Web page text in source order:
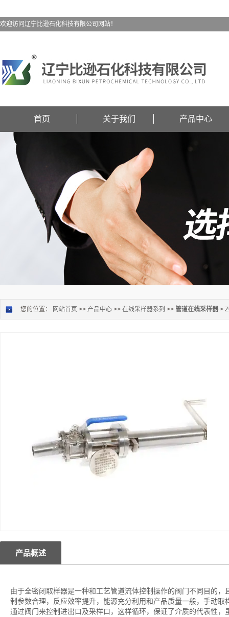
欢迎访问辽宁比逊石化科技有限公司网站！
首页 关于我们 产品中心
您的位置： 网站首页 >> 产品中心 >> 在线采样器系列 >> 管道在线采样器 >
产品概述
由于全密闭取样器是一种和工艺管道流体控制操作的阀门不同目的
制参数合理，反应效率提升，能源充分利用和产品质量一般，手动
通过阀门来控制进出口及采样口，这样循环，保证了介质的代表性